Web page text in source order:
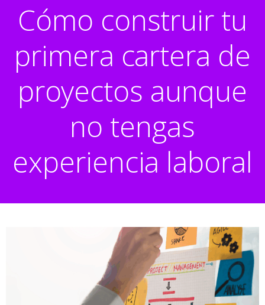
Cómo construir tu
primera cartera de
proyectos aunque
no tengas
experiencia laboral